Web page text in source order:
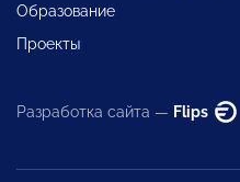
Образование
Проекты
Разработка сайта — Flips